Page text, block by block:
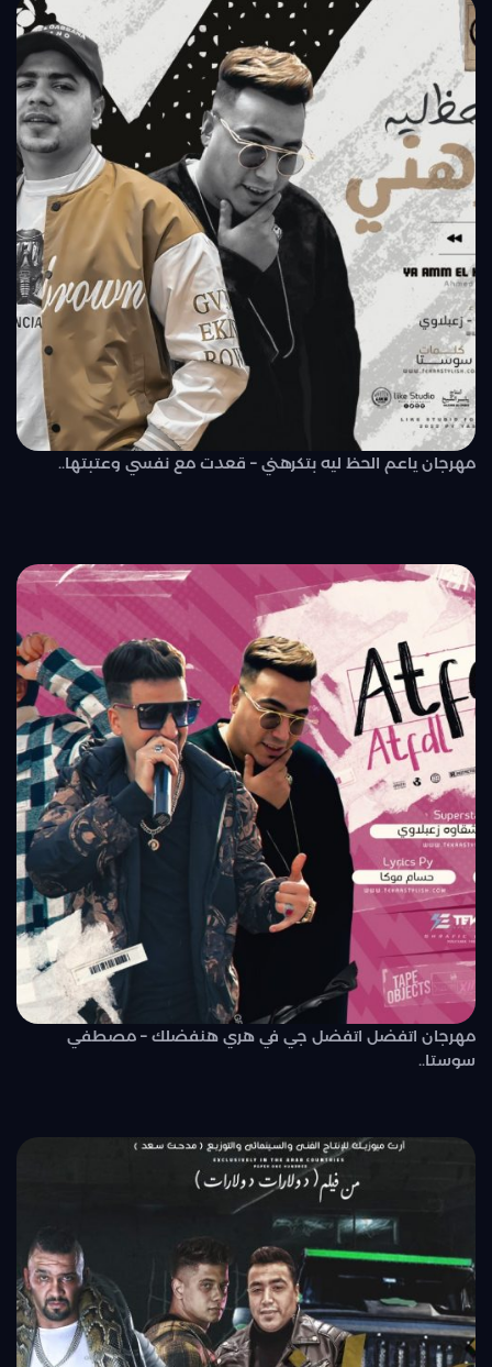
مهرجان ياعم الحظ ليه بتكرهني – قعدت مع نفسي وعتبتها..
مهرجان اتفضل اتفضل جي في هري هنفضلك – مصطفي
سوستا..